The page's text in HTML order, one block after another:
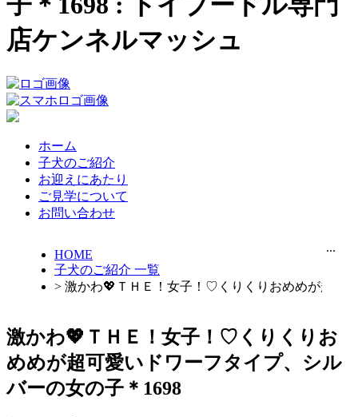
店ケンネルマッシュ
ホーム
子犬のご紹介
お迎えにあたり
ご見学について
お問い合わせ
HOME
子犬のご紹介 一覧
> 激かわ💖ＴＨＥ！女子！♡くりくりおめめが超可
...
激かわ💖ＴＨＥ！女子！♡くりくりお
めめが超可愛いドワーフタイプ、シル
バーの女の子＊1698